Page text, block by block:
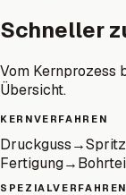
Schneller
Vom Kernprozess
Übersicht.
KERNVERFAHREN
Druckguss→
Fertigung→
SPEZIALVERFAHREN